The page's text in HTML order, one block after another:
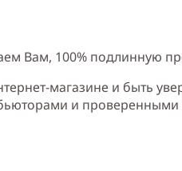
Вам, 100% подлинную
магазине и быть
и